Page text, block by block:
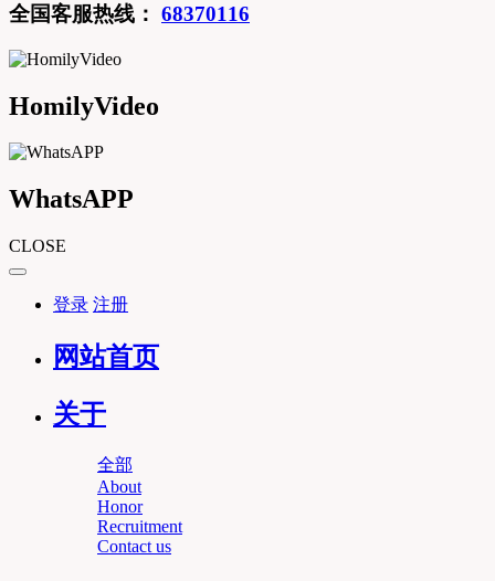
全国客服热线： 68370116
HomilyVideo
WhatsAPP
CLOSE
登录 注册
网站首页
关于
全部
About
Honor
Recruitment
Contact us